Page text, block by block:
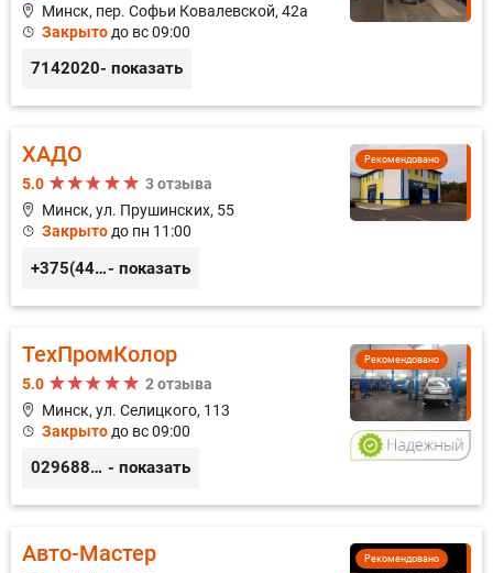
Минск, пер. Софьи Ковалевской, 42а
Закрыто до вс 09:00
7142020- показать
Рекомендовано
ХАДО
5.0
3 отзыва
Минск, ул. Прушинских, 55
Закрыто до пн 11:00
+375(44) 559-27-77- показать
Рекомендовано
ТехПромКолор
5.0
2 отзыва
Минск, ул. Селицкого, 113
Закрыто до вс 09:00
0296889898 - показать
Рекомендовано
Авто-Мастер